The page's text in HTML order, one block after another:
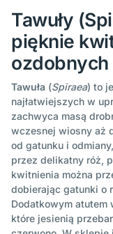
Tawuły
pięknie
ozdobnych
Tawuła (Spiraea) to
najłatwiejszych w
zachwyca masą
wczesnej wiosny aż
od gatunku i
przez delikatny róż,
kwitnienia można
dobierając gatunki o
Dodatkowym atutem
które jesienią